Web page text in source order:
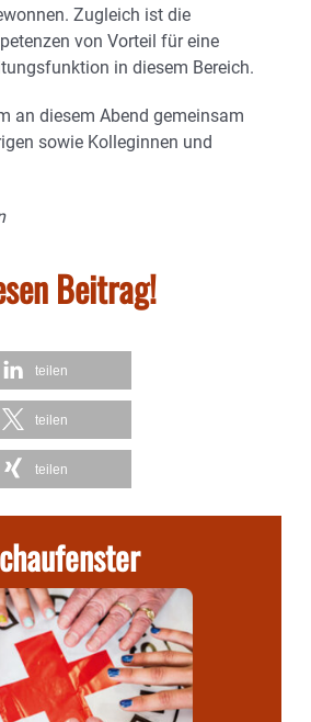
Zugleich ist die
von Vorteil für eine
in diesem Bereich.
an diesem Abend gemeinsam
sowie Kolleginnen und
Beitrag!
teilen
teilen
teilen